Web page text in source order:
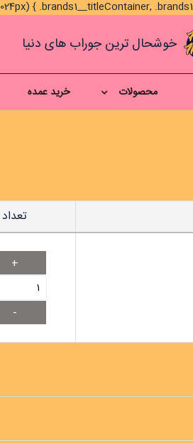
خوشحال ترین جوراب های دنیا
محصولات خرید عمده
تعداد